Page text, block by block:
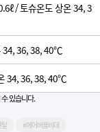
/ 토슈온도 상온 34, 3
34, 36, 38, 40℃
34, 36, 38, 40℃
있습니다.
#에어버블비데